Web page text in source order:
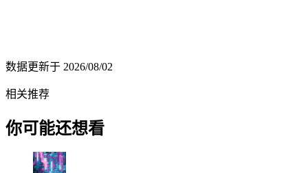
数据更新于 2026/08/02
相关推荐
你可能还想看